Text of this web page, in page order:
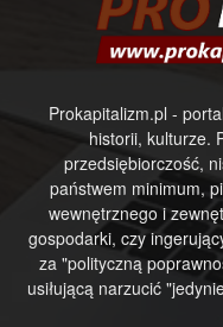
Prokapitalizm.pl -
historii, kulturze.
przedsiębiorczość,
państwem minimum,
wewnętrznego i
gospodarki, czy
za "polityczną
usiłującą narzucić